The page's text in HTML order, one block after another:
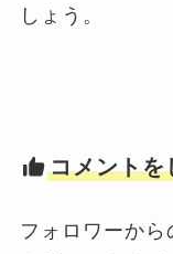
しょう。
コメントを
フォロワーか